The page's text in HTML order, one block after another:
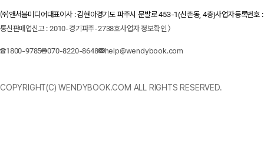
㈜앤서블미디어대표이사 : 김현아경기도 파주시 문발로 453-1(신촌동, 4층)사업자등록번
통신판매업신고 : 2010-경기파주-2738호사업자 정보확인 〉
1800-9785 070-8220-8648 help@wendybook.com
COPYRIGHT(C) WENDYBOOK.COM ALL RIGHTS RESERVED.